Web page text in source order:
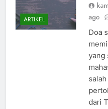
ARTIKEL
ago
Doa
yang
dari